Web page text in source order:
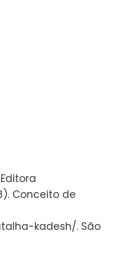
Conceito de
kadesh/. São